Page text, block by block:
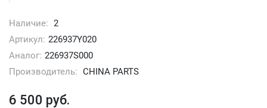
Наличие: 2
Артикул: 226937Y020
Аналог: 226937S000
Производитель: CHINA PARTS
6 500 руб.